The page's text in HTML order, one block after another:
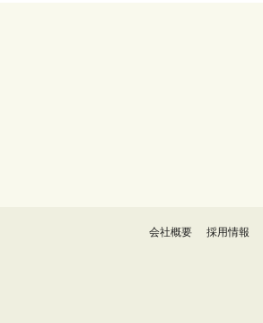
会社概要 採用情報